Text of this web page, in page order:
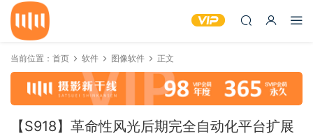
当前位置： 首页 软件 图像软件 正文
【S918】革命性风光后期完全自动化平台扩展